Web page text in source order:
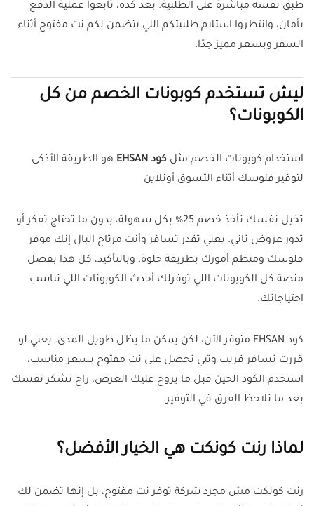
طبق نفسه مباشرةً على الطلبية. بعد كده، تابعوا عملية الدفع
بأمان، وانتظروا استلام طلبيتكم اللي بتضمن لكم نت مفتوح أثناء
السفر وبسعر مميز جدًا.
ليش تستخدم كوبونات الخصم من كل
الكوبونات؟
استخدام كوبونات الخصم مثل كود EHSAN
هو الطريقة الأذكى
لتوفير فلوسك أثناء التسوق أونلاين
تخيل نفسك تأخذ خصم 25% بكل سهولة، بدون ما تحتاج تفكر أو
تدور عروض ثاني. يعني تقدر تسافر وأنت مرتاح البال إنك موفر
فلوسك ومنظم أمورك بطريقة حلوة. وبالتأكيد، كل هذا بفضل
منصة كل الكوبونات اللي توفرلك أحدث الكوبونات اللي تناسب
احتياجاتك.
كود EHSAN متوفر الآن، لكن يمكن ما يظل طويل المدى. يعني لو
قررت تسافر قريب وتبي تحصل على نت مفتوح بسعر مناسب،
استخدم الكود الحين قبل ما يروح عليك العرض. راح تشكر نفسك
بعد ما تلاحظ الفرق في التوفير.
لماذا رنت كونكت هي الخيار الأفضل؟
رنت كونكت مش مجرد شركة توفر نت مفتوح، بل إنها تضمن لك